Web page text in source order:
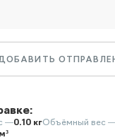
—0.10 кгОбъёмный вес